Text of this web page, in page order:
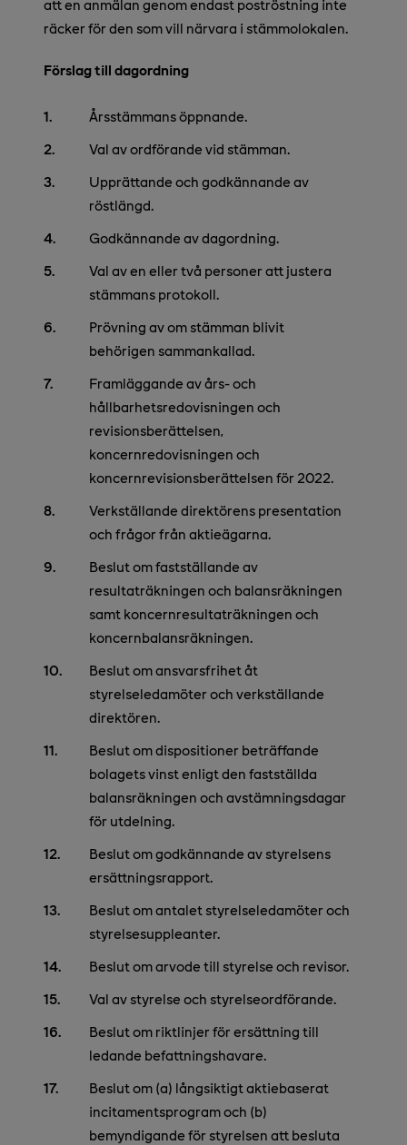
att en anmälan genom endast poströstning inte
räcker för den som vill närvara i stämmolokalen.
Förslag till dagordning
Årsstämmans öppnande.
Val av ordförande vid stämman.
Upprättande och godkännande av
röstlängd.
Godkännande av dagordning.
Val av en eller två personer att justera
stämmans protokoll.
Prövning av om stämman blivit
behörigen sammankallad.
Framläggande av års- och
hållbarhetsredovisningen och
revisionsberättelsen,
koncernredovisningen och
koncernrevisionsberättelsen för 2022.
Verkställande direktörens presentation
och frågor från aktieägarna.
Beslut om fastställande av
resultaträkningen och balansräkningen
samt koncernresultaträkningen och
koncernbalansräkningen.
Beslut om ansvarsfrihet åt
styrelseledamöter och verkställande
direktören.
Beslut om dispositioner beträffande
bolagets vinst enligt den fastställda
balansräkningen och avstämningsdagar
för utdelning.
Beslut om godkännande av styrelsens
ersättningsrapport.
Beslut om antalet styrelseledamöter och
styrelsesuppleanter.
Beslut om arvode till styrelse och revisor.
Val av styrelse och styrelseordförande.
Beslut om riktlinjer för ersättning till
ledande befattningshavare.
Beslut om (a) långsiktigt aktiebaserat
incitamentsprogram och (b)
bemyndigande för styrelsen att besluta